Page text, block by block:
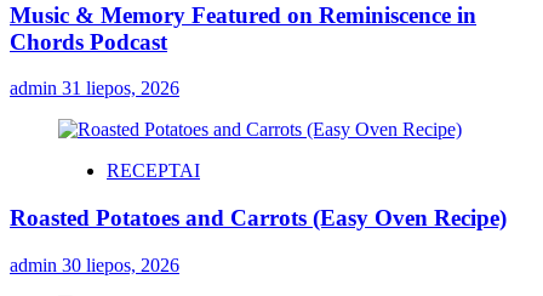
Music & Memory Featured on Reminiscence in
Chords Podcast
admin 31 liepos, 2026
RECEPTAI
Roasted Potatoes and Carrots (Easy Oven Recipe)
admin 30 liepos, 2026